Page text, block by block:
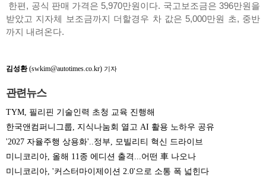
한편, 공식 판매 가격은 5,970만원이다. 국고보조금은 396만원을
받았고 지자체 보조금까지 더할경우 차 값은 5,000만원 초, 중반
까지 내려온다.
김성환(swkim@autotimes.co.kr) 기자
관련뉴스
TYM, 필리핀 기술인력 초청 교육 진행해
한국앤컴퍼니그룹, 지식나눔회 열고 AI 활용 노하우 공유
'2027 자율주행 상용화'..정부, 모빌리티 혁신 드라이브
미니코리아, 올해 11종 에디션 출격...어떤 車 나오나
미니코리아, '커스터마이제이션 2.0'으로 소통 폭 넓힌다